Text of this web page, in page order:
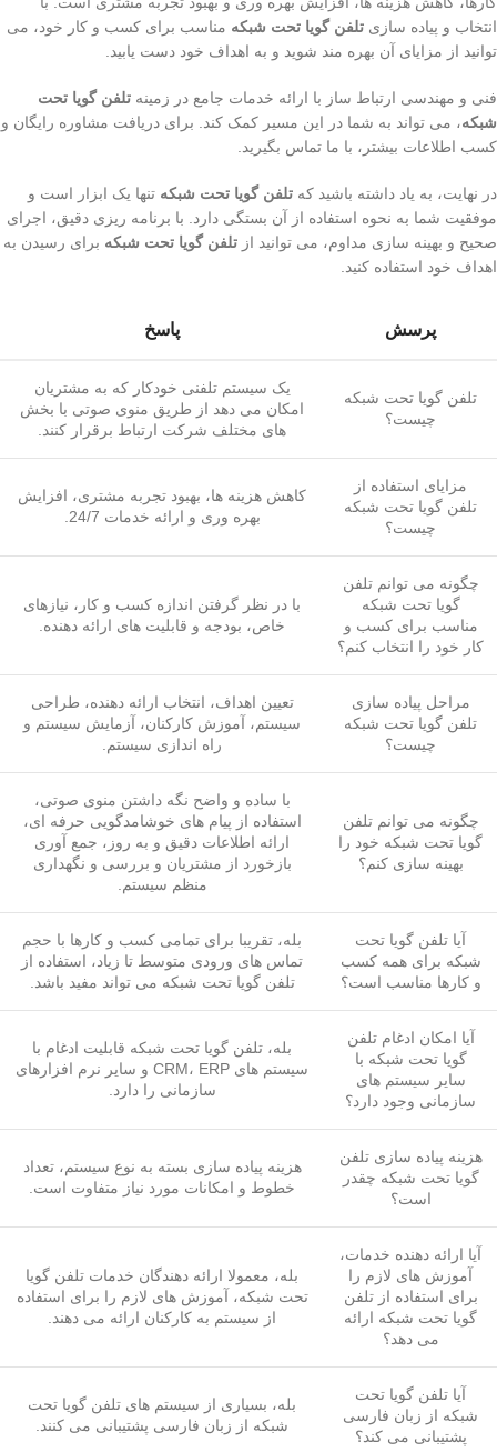
انتخاب و پیاده سازی تلفن گویا تحت شبکه مناسب برای کسب و کار خود، می
توانید از مزایای آن بهره مند شوید و به اهداف خود دست یابید.
فنی و مهندسی ارتباط ساز با ارائه خدمات جامع در زمینه تلفن گویا تحت
شبکه، می تواند به شما در این مسیر کمک کند. برای دریافت مشاوره رایگان و
کسب اطلاعات بیشتر، با ما تماس بگیرید.
در نهایت، به یاد داشته باشید که تلفن گویا تحت شبکه تنها یک ابزار است و
موفقیت شما به نحوه استفاده از آن بستگی دارد. با برنامه ریزی دقیق، اجرای
صحیح و بهینه سازی مداوم، می توانید از تلفن گویا تحت شبکه برای رسیدن به
اهداف خود استفاده کنید.
پرسش پاسخ
تلفن گویا تحت شبکه
چیست؟
یک سیستم تلفنی خودکار که به مشتریان
امکان می دهد از طریق منوی صوتی با بخش
های مختلف شرکت ارتباط برقرار کنند.
مزایای استفاده از
تلفن گویا تحت شبکه
چیست؟
کاهش هزینه ها، بهبود تجربه مشتری، افزایش
بهره وری و ارائه خدمات 24/7.
چگونه می توانم تلفن
گویا تحت شبکه
مناسب برای کسب و
کار خود را انتخاب کنم؟
با در نظر گرفتن اندازه کسب و کار، نیازهای
خاص، بودجه و قابلیت های ارائه دهنده.
مراحل پیاده سازی
تلفن گویا تحت شبکه
چیست؟
تعیین اهداف، انتخاب ارائه دهنده، طراحی
سیستم، آموزش کارکنان، آزمایش سیستم و
راه اندازی سیستم.
چگونه می توانم تلفن
گویا تحت شبکه خود را
بهینه سازی کنم؟
با ساده و واضح نگه داشتن منوی صوتی،
استفاده از پیام های خوشامدگویی حرفه ای،
ارائه اطلاعات دقیق و به روز، جمع آوری
بازخورد از مشتریان و بررسی و نگهداری
منظم سیستم.
آیا تلفن گویا تحت
شبکه برای همه کسب
و کارها مناسب است؟
بله، تقریبا برای تمامی کسب و کارها با حجم
تماس های ورودی متوسط تا زیاد، استفاده از
تلفن گویا تحت شبکه می تواند مفید باشد.
آیا امکان ادغام تلفن
گویا تحت شبکه با
سایر سیستم های
سازمانی وجود دارد؟
بله، تلفن گویا تحت شبکه قابلیت ادغام با
سیستم های CRM، ERP و سایر نرم افزارهای
سازمانی را دارد.
هزینه پیاده سازی تلفن
گویا تحت شبکه چقدر
است؟
هزینه پیاده سازی بسته به نوع سیستم، تعداد
خطوط و امکانات مورد نیاز متفاوت است.
آیا ارائه دهنده خدمات،
آموزش های لازم را
برای استفاده از تلفن
گویا تحت شبکه ارائه
می دهد؟
بله، معمولا ارائه دهندگان خدمات تلفن گویا
تحت شبکه، آموزش های لازم را برای استفاده
از سیستم به کارکنان ارائه می دهند.
آیا تلفن گویا تحت
شبکه از زبان فارسی
پشتیبانی می کند؟
بله، بسیاری از سیستم های تلفن گویا تحت
شبکه از زبان فارسی پشتیبانی می کنند.